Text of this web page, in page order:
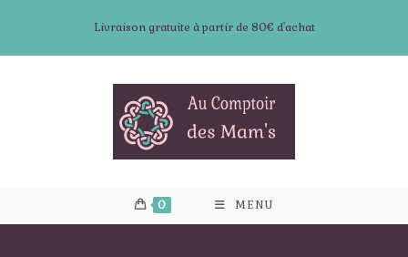
content
Livraison gratuite à partir de 80€ d'achat
0 MENU